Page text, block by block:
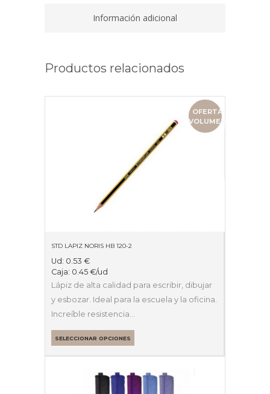
Información adicional
Productos relacionados
OFERTA
VOLUMEN
STD LAPIZ NORIS HB 120-2
Ud: 0.53 €
Caja: 0.45 €/ud
Lápiz de alta calidad para escribir, dibujar
y esbozar. Ideal para la escuela y la oficina.
Increíble resistencia…
SELECCIONAR OPCIONES